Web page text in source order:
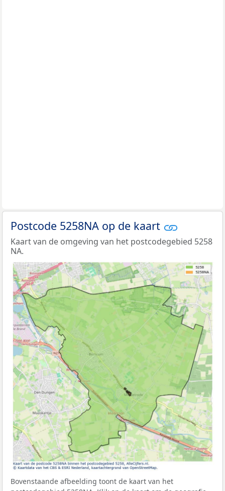
Postcode 5258NA op de kaart
Kaart van de omgeving van het postcodegebied 5258
NA.
Bovenstaande afbeelding toont de kaart van het